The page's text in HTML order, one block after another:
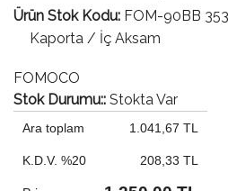
Ürün Stok Kodu: FOM-90BB
Kaporta / İç Aksam
FOMOCO
Stok Durumu:: Stokta Var
Ara toplam 1.041,67 TL
K.D.V. %20 208,33 TL